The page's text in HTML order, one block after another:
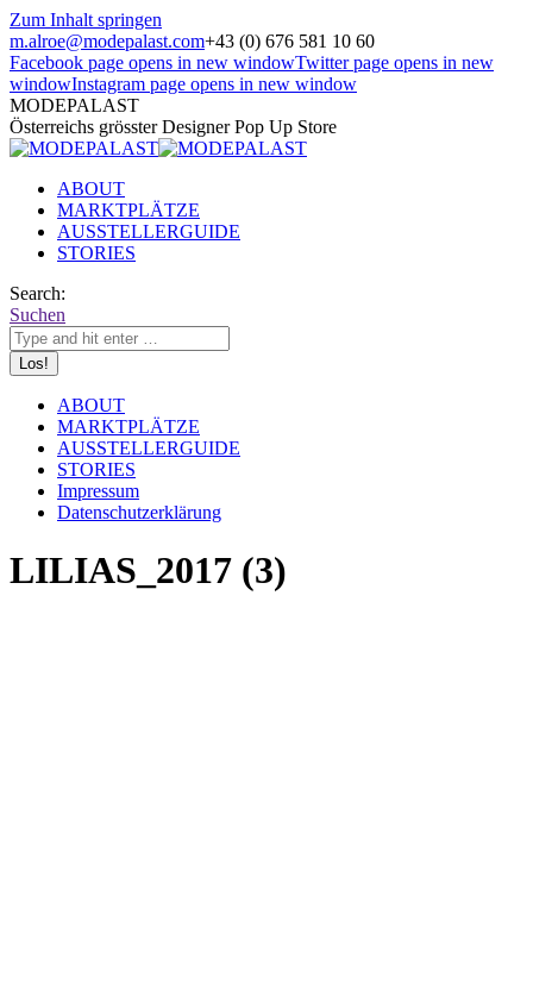
Zum Inhalt springen
m.alroe@modepalast.com+43 (0) 676 581 10 60
Facebook page opens in new windowTwitter page opens in new
windowInstagram page opens in new window
MODEPALAST
Österreichs grösster Designer Pop Up Store
ABOUT
MARKTPLÄTZE
AUSSTELLERGUIDE
STORIES
Search:
Suchen
ABOUT
MARKTPLÄTZE
AUSSTELLERGUIDE
STORIES
Impressum
Datenschutzerklärung
LILIAS_2017 (3)